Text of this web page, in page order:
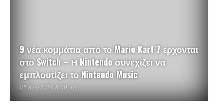
9 νέα κομμάτια από το Mario Kart 7 έρχονται
στο Switch – Η Nintendo συνεχίζει να
εμπλουτίζει το Nintendo Music
05 Αυγ 2026 8:00 πμ